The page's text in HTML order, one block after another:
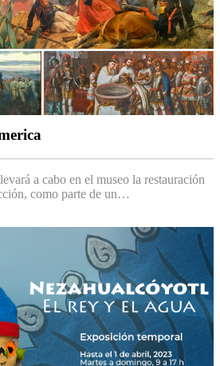
a cabo en el museo la restauración
como parte de un…